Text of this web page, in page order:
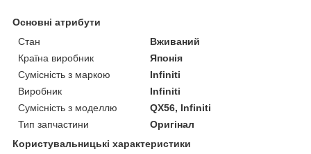
Основні атрибути
Стан
Вживаний
Країна виробник
Японія
Сумісність з маркою
Infiniti
Виробник
Infiniti
Сумісність з моделлю
QX56, Infiniti
Тип запчастини
Оригінал
Користувальницькі характеристики